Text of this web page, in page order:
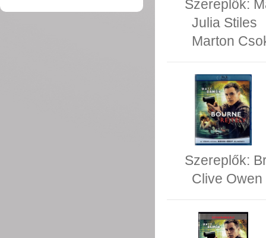
Szereplők:
Julia Stiles
Marton
Szereplők:
Clive Owen